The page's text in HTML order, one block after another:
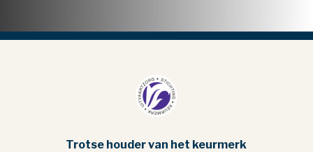
Trotse houder van het keurmerk